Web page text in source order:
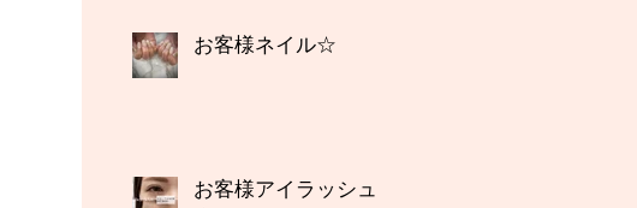
お客様ネイル☆
お客様アイラッシュ